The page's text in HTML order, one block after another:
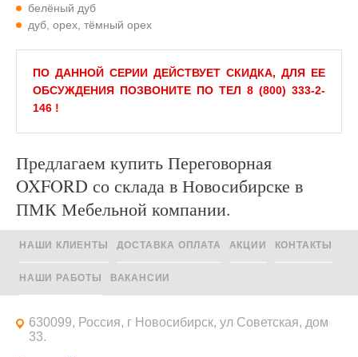
белёный дуб
дуб, орех, тёмный орех
ПО ДАННОЙ СЕРИИ ДЕЙСТВУЕТ СКИДКА, ДЛЯ ЕЕ
ОБСУЖДЕНИЯ ПОЗВОНИТЕ ПО ТЕЛ 8 (800) 333-2-
146 !
Предлагаем купить Переговорная
OXFORD со склада в Новосибирске в
ПМК Мебельной компании.
НАШИ КЛИЕНТЫ ДОСТАВКА ОПЛАТА АКЦИИ КОНТАКТЫ
НАШИ РАБОТЫ ВАКАНСИИ
630099, Россия, г Новосибирск, ул Советская, дом
33.